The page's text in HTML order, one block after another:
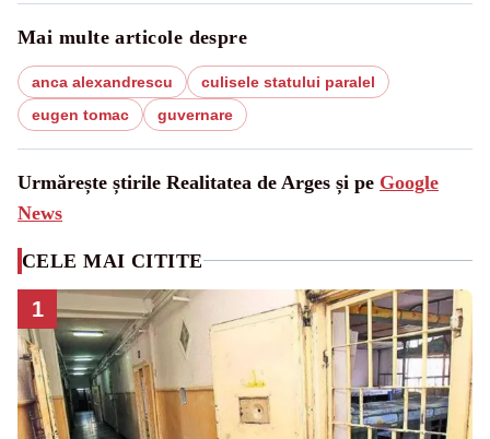
Mai multe articole despre
anca alexandrescu
culisele statului paralel
eugen tomac
guvernare
Urmărește știrile Realitatea de Arges și pe Google
News
CELE MAI CITITE
1